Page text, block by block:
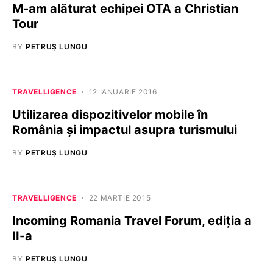
M-am alăturat echipei OTA a Christian
Tour
BY PETRUȘ LUNGU
TRAVELLIGENCE 12 IANUARIE 2016
Utilizarea dispozitivelor mobile în
România și impactul asupra turismului
BY PETRUȘ LUNGU
TRAVELLIGENCE 22 MARTIE 2015
Incoming Romania Travel Forum, ediția a
II-a
BY PETRUȘ LUNGU